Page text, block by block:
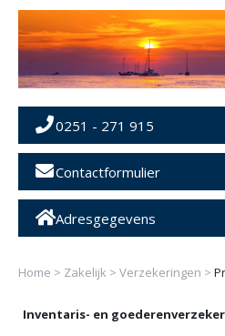
0251 - 271 915
Contactformulier
Adresgegevens
Home > Zakelijk > Verzekeringen >
Inventaris- en